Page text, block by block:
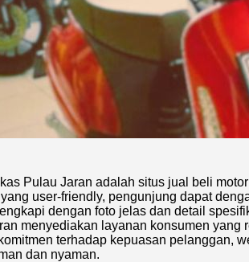
Pulau Jaran adalah situs jual beli
user-friendly, pengunjung dapat
dengan foto jelas dan detail
menyediakan layanan konsumen
terhadap kepuasan pelanggan,
dan nyaman.